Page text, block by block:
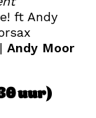
ft Andy
Andy Moor
uur)